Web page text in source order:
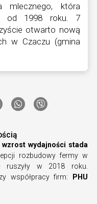
mlecznego, która
od 1998 roku. 7
otwarto nową
w Czaczu (gmina
wydajności stada
rozbudowy fermy w
ruszyły w 2018 roku.
współpracy firm: PHU